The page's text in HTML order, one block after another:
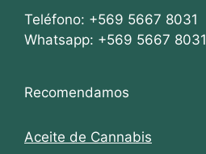
Teléfono: +569 5667 8031
Whatsapp: +569 5667 8031
Recomendamos
Aceite de Cannabis